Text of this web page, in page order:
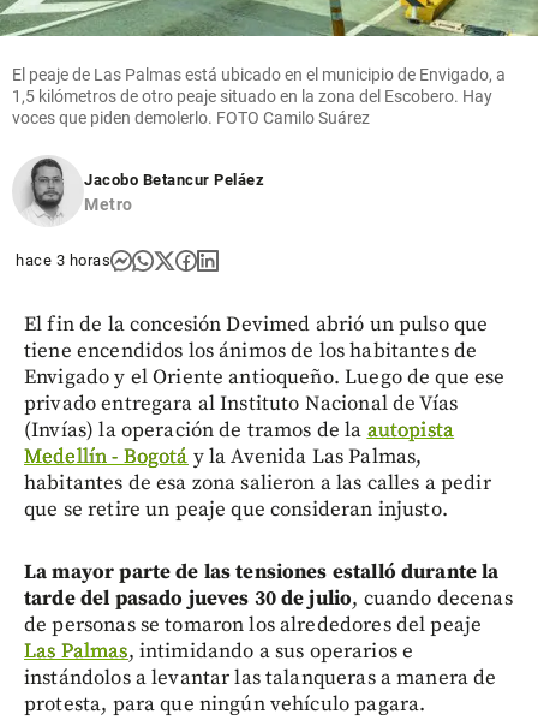
El peaje de Las Palmas está ubicado en el municipio de Envigado, a
1,5 kilómetros de otro peaje situado en la zona del Escobero. Hay
voces que piden demolerlo. FOTO Camilo Suárez
Jacobo Betancur Peláez
Metro
hace 3 horas
El fin de la concesión Devimed abrió un pulso que
tiene encendidos los ánimos de los habitantes de
Envigado y el Oriente antioqueño. Luego de que ese
privado entregara al Instituto Nacional de Vías
(Invías) la operación de tramos de la autopista
Medellín - Bogotá y la Avenida Las Palmas,
habitantes de esa zona salieron a las calles a pedir
que se retire un peaje que consideran injusto.
La mayor parte de las tensiones estalló durante la
tarde del pasado jueves 30 de julio, cuando decenas
de personas se tomaron los alrededores del peaje
Las Palmas, intimidando a sus operarios e
instándolos a levantar las talanqueras a manera de
protesta, para que ningún vehículo pagara.